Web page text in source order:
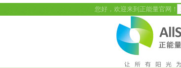
您好，欢迎来到正能量官网！